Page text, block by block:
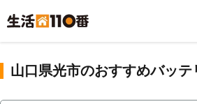
山口県光市のおすすめバッ